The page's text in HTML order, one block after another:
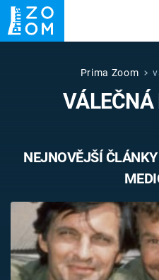
ZRÁDCI UFO
VETŘELCI
Témata
Pořady
Prima Zoom
NEJNOVĚJŠÍ